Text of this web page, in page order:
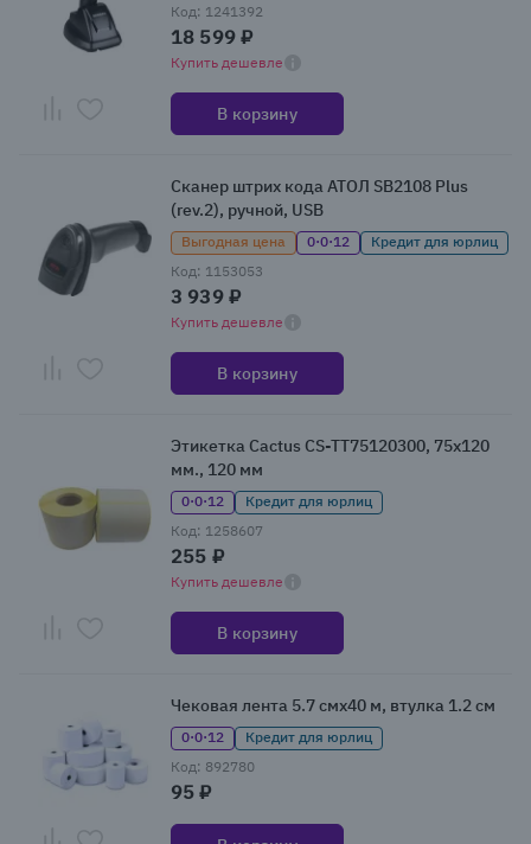
Код: 1241392
18 599 ₽
Купить дешевле
В корзину
Сканер штрих кода АТОЛ SB2108 Plus
(rev.2), ручной, USB
Выгодная цена 0·0·12
Кредит для юрлиц
Код: 1153053
3 939 ₽
Купить дешевле
В корзину
Этикетка Cactus CS-TT75120300, 75х120
мм., 120 мм
0·0·12
Кредит для юрлиц
Код: 1258607
255 ₽
Купить дешевле
В корзину
Чековая лента 5.7 смx40 м, втулка 1.2 см
0·0·12
Кредит для юрлиц
Код: 892780
95 ₽